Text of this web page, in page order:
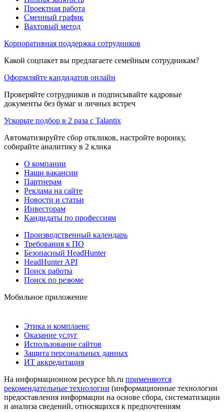
Проектная работа
Сменный график
Вахтовый метод
Корпоративная поддержка сотрудников
Какой соцпакет вы предлагаете семейным сотрудникам?
Оформляйте кандидатов онлайн
Проверяйте сотрудников и подписывайте кадровые
документы без бумаг и личных встреч
Ускорьте подбор в 2 раза с Talantix
Автоматизируйте сбор откликов, настройте воронку,
собирайте аналитику в 2 клика
О компании
Наши вакансии
Партнерам
Реклама на сайте
Новости и статьи
Инвесторам
Кандидаты по профессиям
Производственный календарь
Требования к ПО
Безопасный HeadHunter
HeadHunter API
Поиск работы
Поиск по резюме
Мобильное приложение
Этика и комплаенс
Оказание услуг
Использование сайтов
Защита персональных данных
ИТ аккредитация
На информационном ресурсе hh.ru применяются
рекомендательные технологии (информационные технологии
предоставления информации на основе сбора, систематизации
и анализа сведений, относящихся к предпочтениям